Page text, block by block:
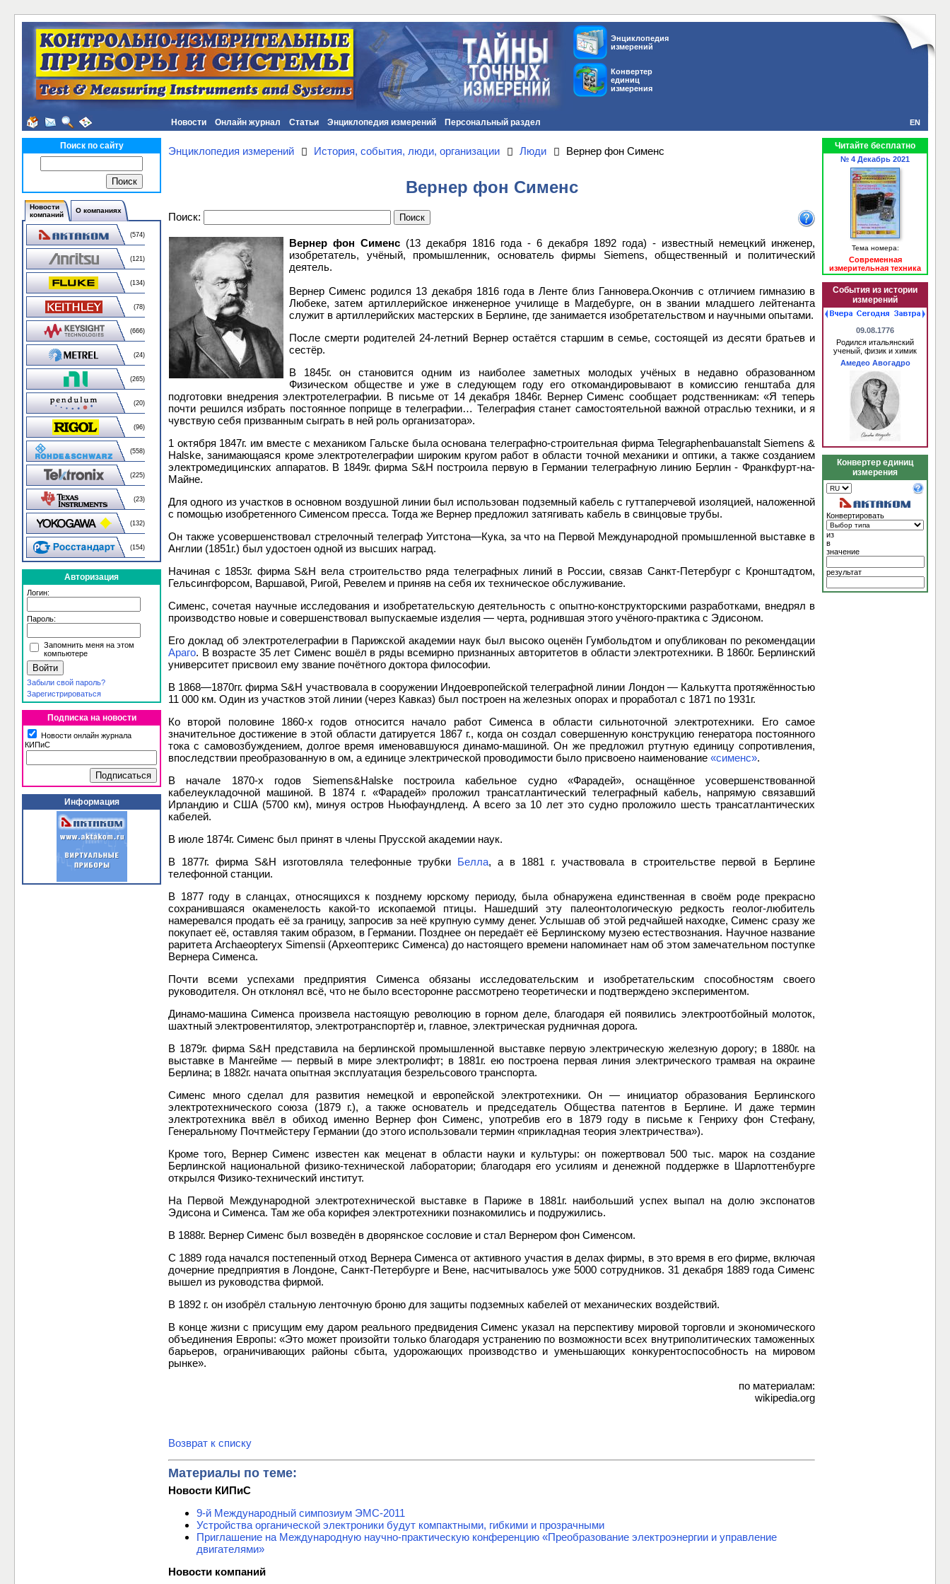
Энциклопедия
измерений
Конвертер
единиц
измерения
Новости Онлайн журнал Статьи Энциклопедия измерений Персональный раздел EN
Поиск по сайту
Новости
компаний
О компаниях
(574)
(121)
(134)
(78)
(666)
(24)
(265)
(20)
(96)
(558)
(225)
(23)
(132)
(154)
Авторизация
Логин:
Пароль:
Запомнить меня на этом
компьютере
Забыли свой пароль?
Зарегистрироваться
Подписка на новости
Новости онлайн журнала
КИПиС
Информация
Энциклопедия измерений История, события, люди, организации Люди Вернер фон Сименс
Вернер фон Сименс
Поиск:
Вернер фон Сименс (13 декабря 1816 года - 6 декабря 1892 года) - известный немецкий инженер,
изобретатель, учёный, промышленник, основатель фирмы Siemens, общественный и политический
деятель.
Вернер Сименс родился 13 декабря 1816 года в Ленте близ Ганновера.Окончив с отличием гимназию в
Любеке, затем артиллерийское инженерное училище в Магдебурге, он в звании младшего лейтенанта
служит в артиллерийских мастерских в Берлине, где занимается изобретательством и научными опытами.
После смерти родителей 24-летний Вернер остаётся старшим в семье, состоящей из десяти братьев и
сестёр.
В 1845г. он становится одним из наиболее заметных молодых учёных в недавно образованном
Физическом обществе и уже в следующем году его откомандировывают в комиссию генштаба для
подготовки внедрения электротелеграфии. В письме от 14 декабря 1846г. Вернер Сименс сообщает родственникам: «Я теперь
почти решился избрать постоянное поприще в телеграфии… Телеграфия станет самостоятельной важной отраслью техники, и я
чувствую себя призванным сыграть в ней роль организатора».
1 октября 1847г. им вместе с механиком Гальске была основана телеграфно-строительная фирма Telegraphenbauanstalt Siemens &
Halske, занимающаяся кроме электротелеграфии широким кругом работ в области точной механики и оптики, а также созданием
электромедицинских аппаратов. В 1849г. фирма S&H построила первую в Германии телеграфную линию Берлин - Франкфурт-на-
Майне.
Для одного из участков в основном воздушной линии был использован подземный кабель с гуттаперчевой изоляцией, наложенной
с помощью изобретенного Сименсом пресса. Тогда же Вернер предложил затягивать кабель в свинцовые трубы.
Он также усовершенствовал стрелочный телеграф Уитстона—Кука, за что на Первой Международной промышленной выставке в
Англии (1851г.) был удостоен одной из высших наград.
Начиная с 1853г. фирма S&H вела строительство ряда телеграфных линий в России, связав Санкт-Петербург с Кронштадтом,
Гельсингфорсом, Варшавой, Ригой, Ревелем и приняв на себя их техническое обслуживание.
Сименс, сочетая научные исследования и изобретательскую деятельность с опытно-конструкторскими разработками, внедрял в
производство новые и совершенствовал выпускаемые изделия — черта, роднившая этого учёного-практика с Эдисоном.
Его доклад об электротелеграфии в Парижской академии наук был высоко оценён Гумбольдтом и опубликован по рекомендации
Араго. В возрасте 35 лет Сименс вошёл в ряды всемирно признанных авторитетов в области электротехники. В 1860г. Берлинский
университет присвоил ему звание почётного доктора философии.
В 1868—1870гг. фирма S&H участвовала в сооружении Индоевропейской телеграфной линии Лондон — Калькутта протяжённостью
11 000 км. Один из участков этой линии (через Кавказ) был построен на железных опорах и проработал с 1871 по 1931г.
Ко второй половине 1860-х годов относится начало работ Сименса в области сильноточной электротехники. Его самое
значительное достижение в этой области датируется 1867 г., когда он создал совершенную конструкцию генератора постоянного
тока с самовозбуждением, долгое время именовавшуюся динамо-машиной. Он же предложил ртутную единицу сопротивления,
впоследствии преобразованную в ом, а единице электрической проводимости было присвоено наименование «сименс».
В начале 1870-х годов Siemens&Halske построила кабельное судно «Фарадей», оснащённое усовершенствованной
кабелеукладочной машиной. В 1874 г. «Фарадей» проложил трансатлантический телеграфный кабель, напрямую связавший
Ирландию и США (5700 км), минуя остров Ньюфаундленд. А всего за 10 лет это судно проложило шесть трансатлантических
кабелей.
В июле 1874г. Сименс был принят в члены Прусской академии наук.
В 1877г. фирма S&H изготовляла телефонные трубки Белла, а в 1881 г. участвовала в строительстве первой в Берлине
телефонной станции.
В 1877 году в сланцах, относящихся к позднему юрскому периоду, была обнаружена единственная в своём роде прекрасно
сохранившаяся окаменелость какой-то ископаемой птицы. Нашедший эту палеонтологическую редкость геолог-любитель
намеревался продать её за границу, запросив за неё крупную сумму денег. Услышав об этой редчайшей находке, Сименс сразу же
покупает её, оставляя таким образом, в Германии. Позднее он передаёт её Берлинскому музею естествознания. Научное название
раритета Archaeopteryx Simensii (Археоптерикс Сименса) до настоящего времени напоминает нам об этом замечательном поступке
Вернера Сименса.
Почти всеми успехами предприятия Сименса обязаны исследовательским и изобретательским способностям своего
руководителя. Он отклонял всё, что не было всесторонне рассмотрено теоретически и подтверждено экспериментом.
Динамо-машина Сименса произвела настоящую революцию в горном деле, благодаря ей появились электроотбойный молоток,
шахтный электровентилятор, электротранспортёр и, главное, электрическая рудничная дорога.
В 1879г. фирма S&H представила на берлинской промышленной выставке первую электрическую железную дорогу; в 1880г. на
выставке в Мангейме — первый в мире электролифт; в 1881г. ею построена первая линия электрического трамвая на окраине
Берлина; в 1882г. начата опытная эксплуатация безрельсового транспорта.
Сименс много сделал для развития немецкой и европейской электротехники. Он — инициатор образования Берлинского
электротехнического союза (1879 г.), а также основатель и председатель Общества патентов в Берлине. И даже термин
электротехника ввёл в обиход именно Вернер фон Сименс, употребив его в 1879 году в письме к Генриху фон Стефану,
Генеральному Почтмейстеру Германии (до этого использовали термин «прикладная теория электричества»).
Кроме того, Вернер Сименс известен как меценат в области науки и культуры: он пожертвовал 500 тыс. марок на создание
Берлинской национальной физико-технической лаборатории; благодаря его усилиям и денежной поддержке в Шарлоттенбурге
открылся Физико-технический институт.
На Первой Международной электротехнической выставке в Париже в 1881г. наибольший успех выпал на долю экспонатов
Эдисона и Сименса. Там же оба корифея электротехники познакомились и подружились.
В 1888г. Вернер Сименс был возведён в дворянское сословие и стал Вернером фон Сименсом.
С 1889 года начался постепенный отход Вернера Сименса от активного участия в делах фирмы, в это время в его фирме, включая
дочерние предприятия в Лондоне, Санкт-Петербурге и Вене, насчитывалось уже 5000 сотрудников. 31 декабря 1889 года Сименс
вышел из руководства фирмой.
В 1892 г. он изобрёл стальную ленточную броню для защиты подземных кабелей от механических воздействий.
В конце жизни с присущим ему даром реального предвидения Сименс указал на перспективу мировой торговли и экономического
объединения Европы: «Это может произойти только благодаря устранению по возможности всех внутриполитических таможенных
барьеров, ограничивающих районы сбыта, удорожающих производство и уменьшающих конкурентоспособность на мировом
рынке».
по материалам:
wikipedia.org
Возврат к списку
Материалы по теме:
Новости КИПиС
9-й Международный симпозиум ЭМС-2011
Устройства органической электроники будут компактными, гибкими и прозрачными
Приглашение на Международную научно-практическую конференцию «Преобразование электроэнергии и управление
двигателями»
Новости компаний
Читайте бесплатно
№ 4 Декабрь 2021
Тема номера:
Современная
измерительная техника
События из истории
измерений
09.08.1776
Родился итальянский
ученый, физик и химик
Амедео Авогадро
Конвертер единиц
измерения
Конвертировать
из
в
значение
результат